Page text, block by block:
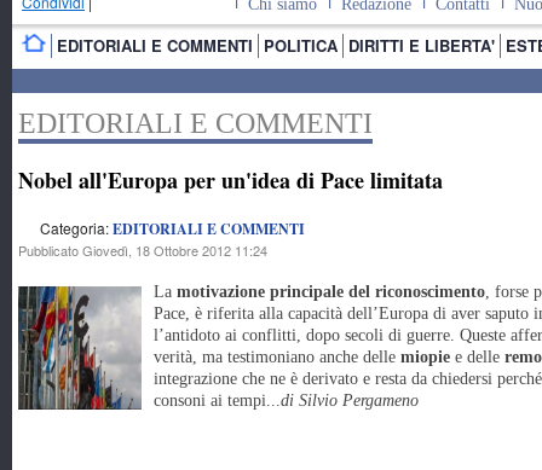
Chi siamo Redazione Contatti
EDITORIALI E COMMENTI POLITICA DIRITTI E LIBERTA'
EDITORIALI E COMMENTI
Nobel all'Europa per un'idea di Pace limitata
Categoria:EDITORIALI E COMMENTI
Pubblicato Giovedì, 18 Ottobre 2012 11:24
La motivazione principale del riconoscimento, forse
Pace, è riferita alla capacità dell’Europa di aver
l’antidoto ai conflitti, dopo secoli di guerre. Queste
verità, ma testimoniano anche delle miopie e delle
integrazione che ne è derivato e resta da chiedersi
consoni ai tempi...di Silvio Pergameno